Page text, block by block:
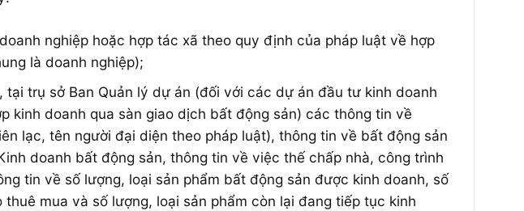
nghiệp hoặc hợp tác xã theo quy định của pháp luật về hợp
là doanh nghiệp);
trụ sở Ban Quản lý dự án (đối với các dự án đầu tư kinh doanh
kinh doanh qua sàn giao dịch bất động sản) các thông tin về
lạc, tên người đại diện theo pháp luật), thông tin về bất động sản
doanh bất động sản, thông tin về việc thế chấp nhà, công trình
tin về số lượng, loại sản phẩm bất động sản được kinh doanh, số
mua và số lượng, loại sản phẩm còn lại đang tiếp tục kinh